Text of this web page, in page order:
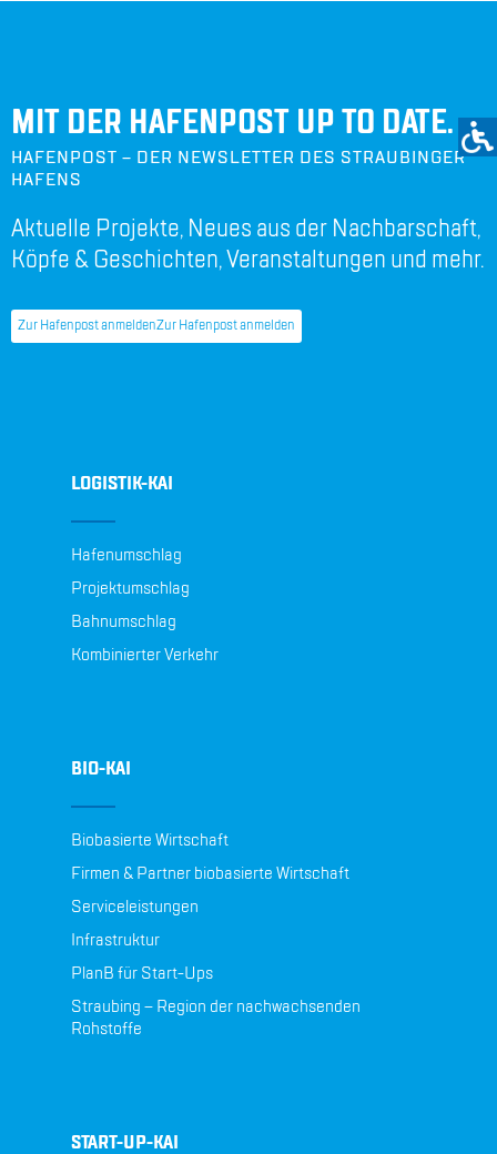
MIT DER HAFENPOST UP TO DATE.
HAFENPOST – DER NEWSLETTER DES STRAUBINGER
HAFENS
Aktuelle Projekte, Neues aus der Nachbarschaft,
Köpfe & Geschichten, Veranstaltungen und mehr.
Zur Hafenpost anmeldenZur Hafenpost anmelden
LOGISTIK-KAI
Hafenumschlag
Projektumschlag
Bahnumschlag
Kombinierter Verkehr
BIO-KAI
Biobasierte Wirtschaft
Firmen & Partner biobasierte Wirtschaft
Serviceleistungen
Infrastruktur
PlanB für Start-Ups
Straubing – Region der nachwachsenden
Rohstoffe
START-UP-KAI